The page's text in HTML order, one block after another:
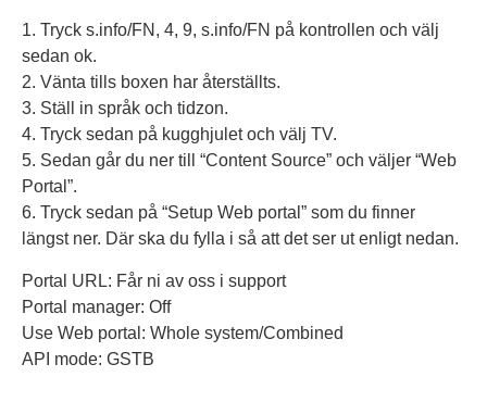
1. Tryck s.info/FN, 4, 9, s.info/FN på kontrollen och välj
sedan ok.
2. Vänta tills boxen har återställts.
3. Ställ in språk och tidzon.
4. Tryck sedan på kugghjulet och välj TV.
5. Sedan går du ner till “Content Source” och väljer “Web
Portal”.
6. Tryck sedan på “Setup Web portal” som du finner
längst ner. Där ska du fylla i så att det ser ut enligt nedan.
Portal URL: Får ni av oss i support
Portal manager: Off
Use Web portal: Whole system/Combined
API mode: GSTB